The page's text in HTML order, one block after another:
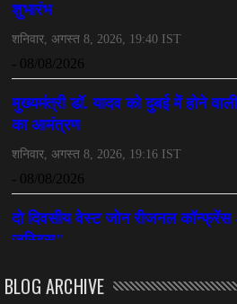
CHHATTISGARH
July 07, 2026
BLOG ARCHIVE